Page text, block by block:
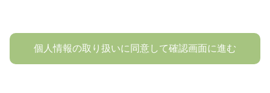
個人情報の取り扱いに同意して確認画面に進む